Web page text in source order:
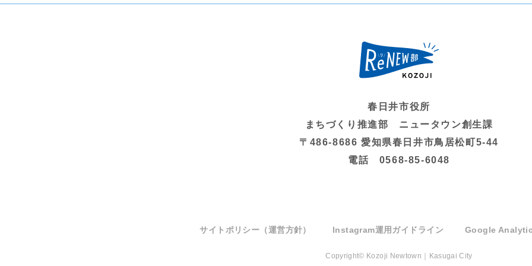
春日井市役所
まちづくり推進部 ニュータウン創生課
〒486-8686 愛知県春日井市鳥居松町5-44
電話 0568-85-6048
サイトポリシー（運営方針） Instagram運用ガイドライン Google
Copyright© Kozoji Newtown｜Kasugai City